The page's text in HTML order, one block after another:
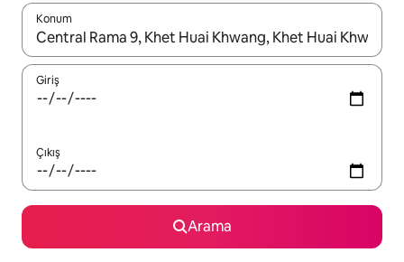
Konum
Sonuçlar kullanılabilir olduğunda yukarı ve aşağı oklarıyla
Giriş
Çıkış
Arama